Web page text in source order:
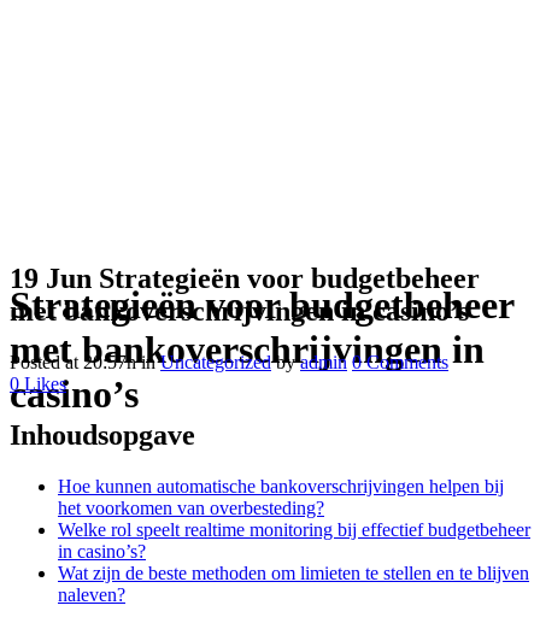
Strategieën voor budgetbeheer
met bankoverschrijvingen in
casino’s
19 Jun Strategieën voor budgetbeheer
met bankoverschrijvingen in casino’s
Posted at 20:57hinUncategorized byadmin 0 Comments
0 Likes
Inhoudsopgave
Hoe kunnen automatische bankoverschrijvingen helpen bij
het voorkomen van overbesteding?
Welke rol speelt realtime monitoring bij effectief budgetbeheer
in casino’s?
Wat zijn de beste methoden om limieten te stellen en te blijven
naleven?